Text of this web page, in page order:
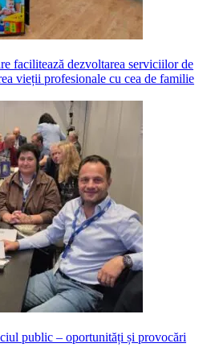
facilitează dezvoltarea serviciilor de
vieții profesionale cu cea de familie
public – oportunități și provocări